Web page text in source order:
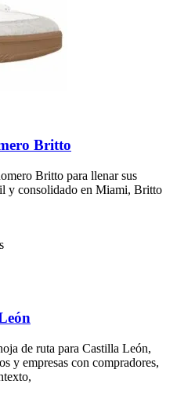
Britto
Britto para llenar sus
y consolidado en Miami, Britto
de ruta para Castilla León,
y empresas con compradores,